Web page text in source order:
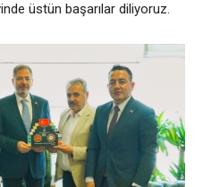
üstün başarılar diliyoruz.